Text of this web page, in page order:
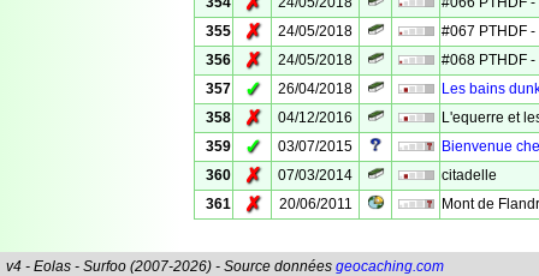
355
✗ 24/05/2018
#067 PTHDF
356
✗ 24/05/2018
#068 PTHDF
357
✓ 26/04/2018
Les bains
358
✗ 04/12/2016
L'equerre et
359
✓ 03/07/2015
Bienvenue
360
✗ 07/03/2014
citadelle
361
✗ 20/06/2011 Mont de
v4 - Eolas - Surfoo (2007-2026) - Source données geocaching.com